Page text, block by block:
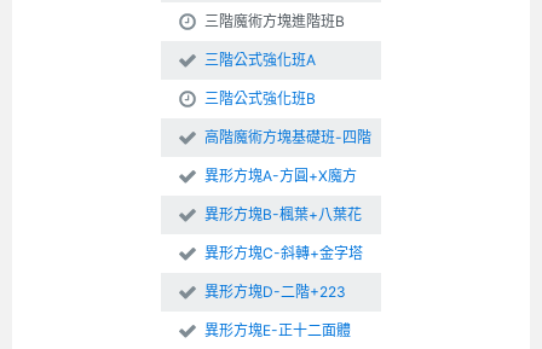
三階魔術方塊進階班B
三階公式強化班A
三階公式強化班B
高階魔術方塊基礎班-四階
異形方塊A-方圓+X魔方
異形方塊B-楓葉+八葉花
異形方塊C-斜轉+金字塔
異形方塊D-二階+223
異形方塊E-正十二面體